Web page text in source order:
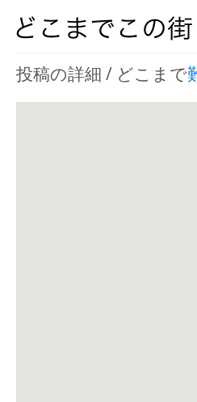
投稿の詳細 / どこまで